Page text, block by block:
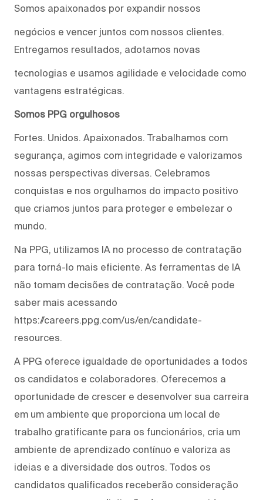
Somos apaixonados por expandir nossos
negócios e vencer juntos com nossos clientes.
Entregamos resultados, adotamos novas
tecnologias e usamos agilidade e velocidade como
vantagens estratégicas.
Somos PPG orgulhosos
Fortes. Unidos. Apaixonados. Trabalhamos com
segurança, agimos com integridade e valorizamos
nossas perspectivas diversas. Celebramos
conquistas e nos orgulhamos do impacto positivo
que criamos juntos para proteger e embelezar o
mundo.
Na PPG, utilizamos IA no processo de contratação
para torná-lo mais eficiente. As ferramentas de IA
não tomam decisões de contratação. Você pode
saber mais acessando
https://careers.ppg.com/us/en/candidate-
resources.
A PPG oferece igualdade de oportunidades a todos
os candidatos e colaboradores. Oferecemos a
oportunidade de crescer e desenvolver sua carreira
em um ambiente que proporciona um local de
trabalho gratificante para os funcionários, cria um
ambiente de aprendizado contínuo e valoriza as
ideias e a diversidade dos outros. Todos os
candidatos qualificados receberão consideração